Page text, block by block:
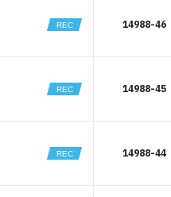
14988-46
14988-45
14988-44